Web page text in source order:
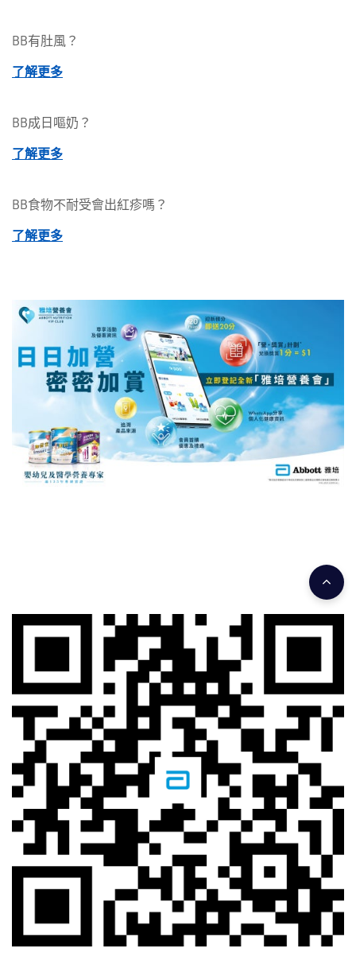
BB有肚風？
了解更多
BB成日嘔奶？
了解更多
BB食物不耐受會出紅疹嗎？
了解更多